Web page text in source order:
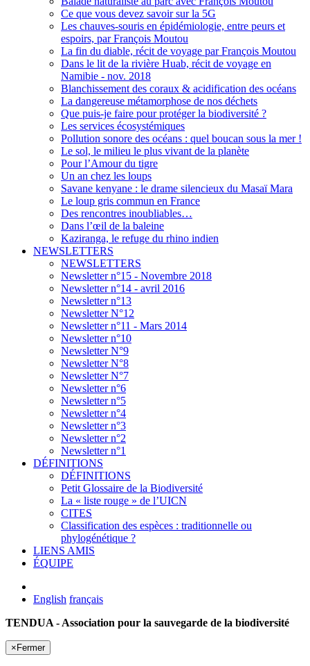
Ce que vous devez savoir sur la 5G
Les chauves-souris en épidémiologie, entre peurs et
espoirs, par François Moutou
La fin du diable, récit de voyage par François Moutou
Dans le lit de la rivière Huab, récit de voyage en
Namibie - nov. 2018
Blanchissement des coraux & acidification des océans
La dangereuse métamorphose de nos déchets
Que puis-je faire pour protéger la biodiversité ?
Les services écosystémiques
Pollution sonore des océans : quel boucan sous la mer !
Le sol, le milieu le plus vivant de la planète
Pour l’Amour du tigre
Un an chez les loups
Savane kenyane : le drame silencieux du Masaï Mara
Le loup gris commun en France
Des rencontres inoubliables…
Dans l’œil de la baleine
Kaziranga, le refuge du rhino indien
NEWSLETTERS
NEWSLETTERS
Newsletter n°15 - Novembre 2018
Newsletter n°14 - avril 2016
Newsletter n°13
Newsletter N°12
Newsletter n°11 - Mars 2014
Newsletter n°10
Newsletter N°9
Newsletter N°8
Newsletter N°7
Newsletter n°6
Newsletter n°5
Newsletter n°4
Newsletter n°3
Newsletter n°2
Newsletter n°1
DÉFINITIONS
DÉFINITIONS
Petit Glossaire de la Biodiversité
La « liste rouge » de l’UICN
CITES
Classification des espèces : traditionnelle ou
phylogénétique ?
LIENS AMIS
ÉQUIPE
English français
TENDUA - Association pour la sauvegarde de la biodiversité
× Fermer